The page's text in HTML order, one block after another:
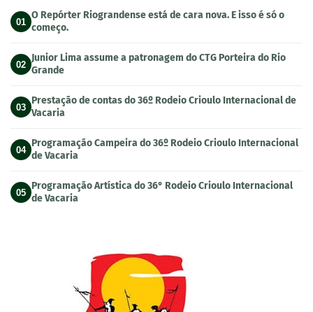
01
O Repórter Riograndense está de cara nova. E isso é só o
começo.
02
Junior Lima assume a patronagem do CTG Porteira do Rio
Grande
03
Prestação de contas do 36º Rodeio Crioulo Internacional de
Vacaria
04
Programação Campeira do 36º Rodeio Crioulo Internacional
de Vacaria
05
Programação Artística do 36° Rodeio Crioulo Internacional
de Vacaria